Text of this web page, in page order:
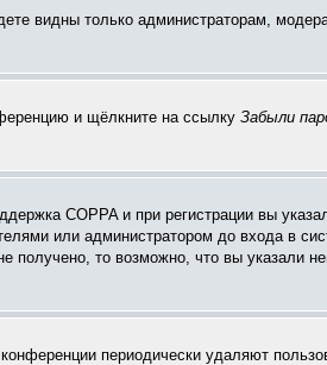
видны только администраторам,
и щёлкните на ссылку Забыли
COPPA и при регистрации вы
или администратором до входа в
то возможно, что вы указали
периодически удаляют